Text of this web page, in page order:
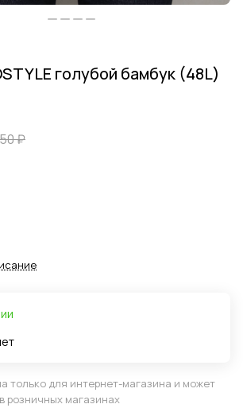
голубой бамбук (48L)
₽
только для интернет-магазина и может
розничных магазинах